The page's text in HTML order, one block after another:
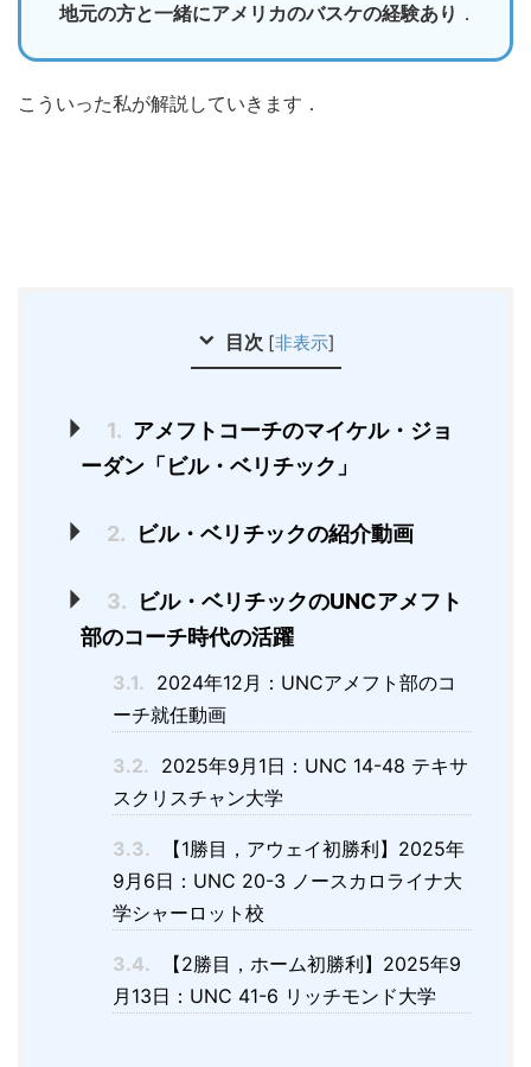
地元の方と一緒にアメリカのバスケの経験あり ．
こういった私が解説していきます．
目次 [非表示]
1. アメフトコーチのマイケル・ジョ
ーダン「ビル・ベリチック」
2. ビル・ベリチックの紹介動画
3.
ビル・ベリチックのUNCアメフト
部のコーチ時代の活躍
3.1. 2024年12月：UNCアメフト部のコ
ーチ就任動画
3.2. 2025年9月1日：UNC 14-48 テキサ
スクリスチャン大学
3.3.
【1勝目，アウェイ初勝利】2025年
9月6日：UNC 20-3 ノースカロライナ大
学シャーロット校
3.4.
【2勝目，ホーム初勝利】2025年9
月13日：UNC 41-6 リッチモンド大学